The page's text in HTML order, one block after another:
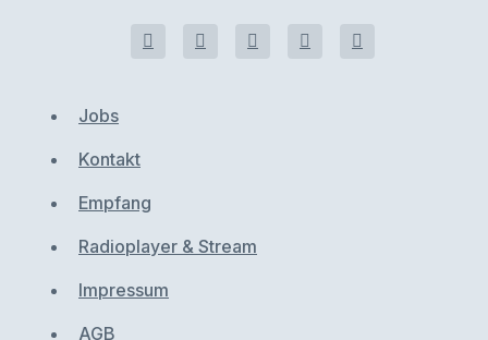
Jobs
Kontakt
Empfang
Radioplayer & Stream
Impressum
AGB